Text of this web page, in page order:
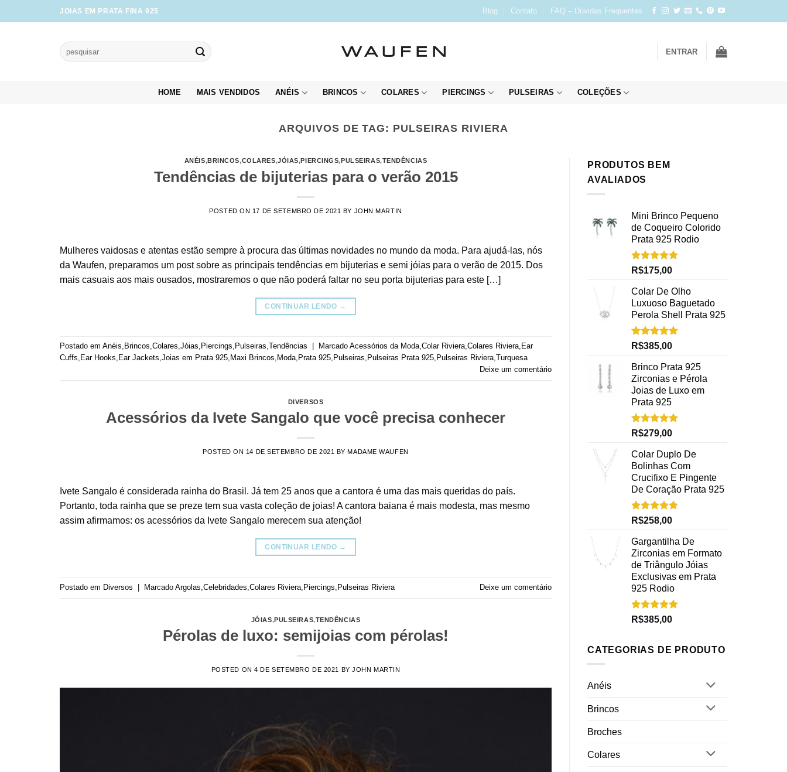
to
JOIAS EM PRATA FINA 925 Blog Contato FAQ – Dúvidas Frequentes
Pesquisar
por:
ENTRAR
HOME MAIS VENDIDOS ANÉIS BRINCOS COLARES PIERCINGS PULSEIRAS COLEÇÕES
ARQUIVOS DE TAG: PULSEIRAS RIVIERA
ANÉIS,BRINCOS,COLARES,JÓIAS,PIERCINGS,PULSEIRAS,TENDÊNCIAS
Tendências de bijuterias para o verão 2015
POSTED ON 17 DE SETEMBRO DE 2021 BY JOHN MARTIN
Mulheres vaidosas e atentas estão sempre à procura das últimas novidades no mundo da moda. Para ajudá-las, nós
da Waufen, preparamos um post sobre as principais tendências em bijuterias e semi jóias para o verão de 2015. Dos
mais casuais aos mais ousados, mostraremos o que não poderá faltar no seu porta bijuterias para este […]
CONTINUAR LENDO →
Postado em Anéis, Brincos,Colares,Jóias, Piercings, Pulseiras,Tendências Marcado Acessórios da Moda,Colar Riviera,Colares Riviera, Ear
Cuffs, Ear Hooks, Ear Jackets,Joias em Prata 925, Maxi Brincos, Moda, Prata 925, Pulseiras, Pulseiras Prata 925, Pulseiras Riviera,Turquesa
Deixe um comentário
DIVERSOS
Acessórios da Ivete Sangalo que você precisa conhecer
POSTED ON 14 DE SETEMBRO DE 2021 BY MADAME WAUFEN
Ivete Sangalo é considerada rainha do Brasil. Já tem 25 anos que a cantora é uma das mais queridas do país.
Portanto, toda rainha que se preze tem sua vasta coleção de joias! A cantora baiana é mais modesta, mas mesmo
assim afirmamos: os acessórios da Ivete Sangalo merecem sua atenção!
CONTINUAR LENDO →
Postado em Diversos Marcado Argolas Celebridades Colares Riviera Piercings Pulseiras Riviera Deixe um comentário
JÓIAS,PULSEIRAS,TENDÊNCIAS
Pérolas de luxo: semijoias com pérolas!
POSTED ON4 DE SETEMBRO DE 2021 BYJOHN MARTIN
PRODUTOS BEM
AVALIADOS
Mini Brinco Pequeno
de Coqueiro Colorido
Prata 925 Rodio
Avaliação
R$175,00
Colar De Olho
Luxuoso Baguetado
Perola Shell Prata 925
Avaliação
R$385,00
Brinco Prata 925
Zirconias e Pérola
Joias de Luxo em
Prata 925
Avaliação
R$279,00
Colar Duplo De
Bolinhas Com
Crucifixo E Pingente
De Coração Prata 925
Avaliação
R$258,00
Gargantilha De
Zirconias em Formato
de Triângulo Jóias
Exclusivas em Prata
925 Rodio
Avaliação
R$385,00
CATEGORIAS DE PRODUTO
Anéis
Brincos
Broches
Colares